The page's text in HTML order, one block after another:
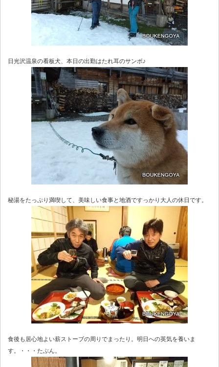
日光沢温泉の看板犬、本日の出勤はたれ耳のサンボ♪
秘湯をたっぷり満喫して、美味しい食事と地酒ですっかり大人の休日です。
食後も居心地よい薪ストーブの周りでまったり。明日への英気を養いま
す。・・・たぶん。